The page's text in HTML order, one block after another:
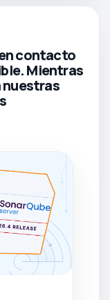
contacto
Mientras
nuestras